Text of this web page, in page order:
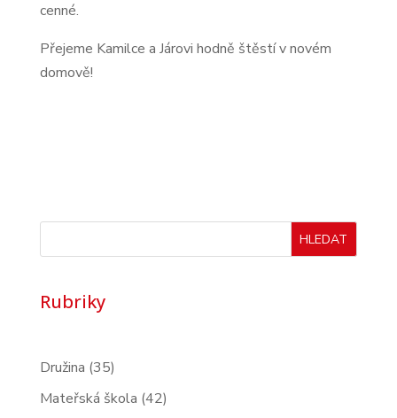
cenné.
Přejeme Kamilce a Járovi hodně štěstí v novém
domově!
HLEDAT
Rubriky
Družina (35)
Mateřská škola (42)